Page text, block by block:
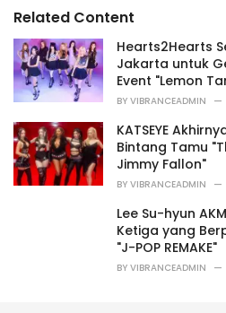
r
i
e
s
:
:Related Content
Hearts2Hearts
Jakarta untuk
Event "Lemon
BY VIBRANCEADMIN
KATSEYE
Bintang Tamu
Jimmy Fallon"
BY VIBRANCEADMIN
Lee Su-hyun
Ketiga yang
"J-POP REMAKE"
BY VIBRANCEADMIN